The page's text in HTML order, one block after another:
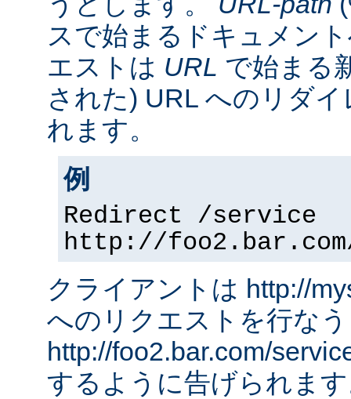
スで始まるドキュメン
エストは URL で始まる
された) URL へのリダ
れます。
例
Redirect /service
http://
クライアントは http://
へのリクエストを行な
http://foo2.bar.com/
するように告げられま